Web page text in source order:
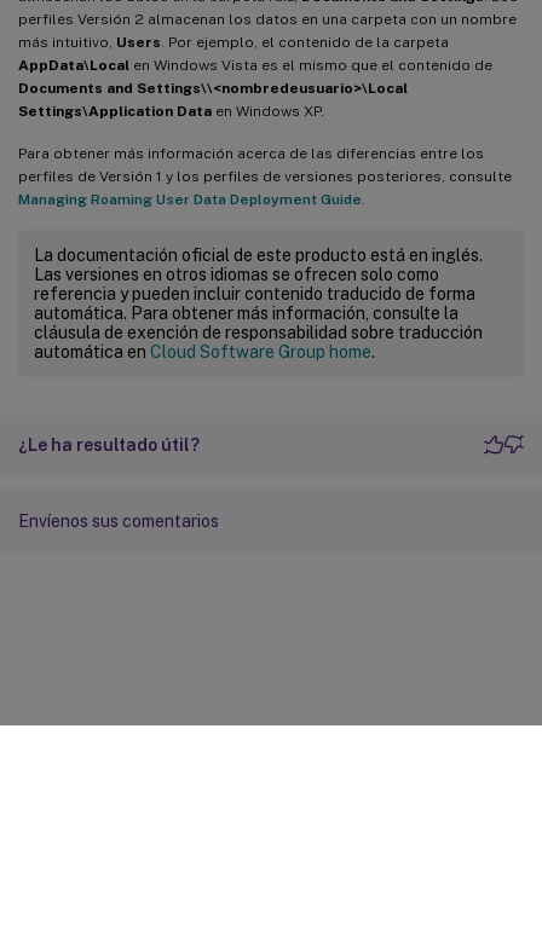
perfiles Versión 2 almacenan los datos en una carpeta con un nombre
más intuitivo, Users . Por ejemplo, el contenido de la carpeta
AppData\Local en Windows Vista es el mismo que el contenido de
Documents and Settings\\<nombredeusuario>\Local
Settings\Application Data en Windows XP.
Para obtener más información acerca de las diferencias entre los
perfiles de Versión 1 y los perfiles de versiones posteriores, consulte
Managing Roaming User Data Deployment Guide
La documentación oficial de este producto está en inglés.
Las versiones en otros idiomas se ofrecen solo como
referencia y pueden incluir contenido traducido de forma
automática. Para obtener más información, consulte la
cláusula de exención de responsabilidad sobre traducción
automática en Cloud Software Group home.
¿Le ha resultado útil?
Envíenos sus comentarios